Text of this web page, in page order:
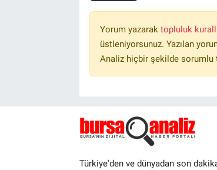
Yorum yazarak topluluk
üstleniyorsunuz. Yazılan
Analiz hiçbir şekilde sorumlu
Türkiye'den ve dünyadan son